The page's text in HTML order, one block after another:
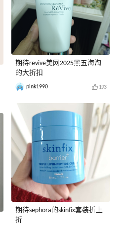
期待revive美网2025黑五海淘
的大折扣
pink1990 193
期待sephora的skinfix套装折上
折